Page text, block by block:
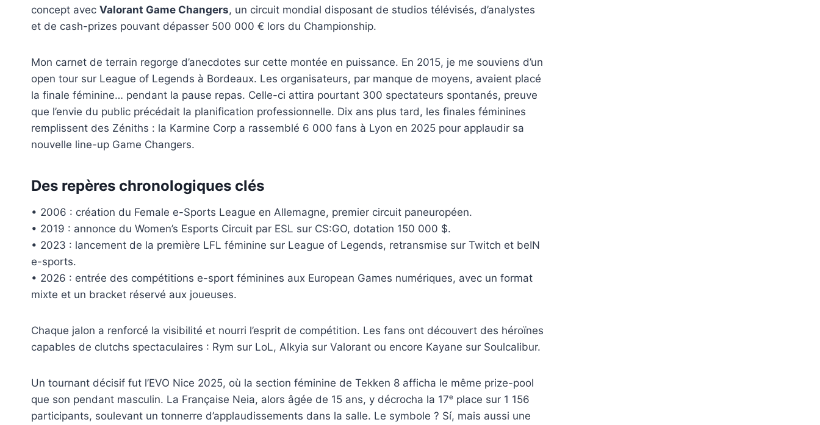
concept avec Valorant Game Changers, un circuit mondial disposant de studios télévisés, d’analystes
et de cash-prizes pouvant dépasser 500 000 € lors du Championship.
Mon carnet de terrain regorge d’anecdotes sur cette montée en puissance. En 2015, je me souviens d’un
open tour sur League of Legends à Bordeaux. Les organisateurs, par manque de moyens, avaient placé
la finale féminine… pendant la pause repas. Celle-ci attira pourtant 300 spectateurs spontanés, preuve
que l’envie du public précédait la planification professionnelle. Dix ans plus tard, les finales féminines
remplissent des Zéniths : la Karmine Corp a rassemblé 6 000 fans à Lyon en 2025 pour applaudir sa
nouvelle line-up Game Changers.
Des repères chronologiques clés
• 2006 : création du Female e-Sports League en Allemagne, premier circuit paneuropéen.
• 2019 : annonce du Women’s Esports Circuit par ESL sur CS:GO, dotation 150 000 $.
• 2023 : lancement de la première LFL féminine sur League of Legends, retransmise sur Twitch et beIN
e-sports.
• 2026 : entrée des compétitions e-sport féminines aux European Games numériques, avec un format
mixte et un bracket réservé aux joueuses.
Chaque jalon a renforcé la visibilité et nourri l’esprit de compétition. Les fans ont découvert des héroïnes
capables de clutchs spectaculaires : Rym sur LoL, Alkyia sur Valorant ou encore Kayane sur Soulcalibur.
Un tournant décisif fut l’EVO Nice 2025, où la section féminine de Tekken 8 afficha le même prize-pool
que son pendant masculin. La Française Neia, alors âgée de 15 ans, y décrocha la 17ᵉ place sur 1 156
participants, soulevant un tonnerre d’applaudissements dans la salle. Le symbole ? Sí, mais aussi une